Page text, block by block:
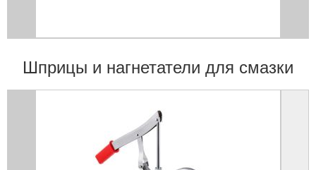
Шприцы и нагнетатели для смазки